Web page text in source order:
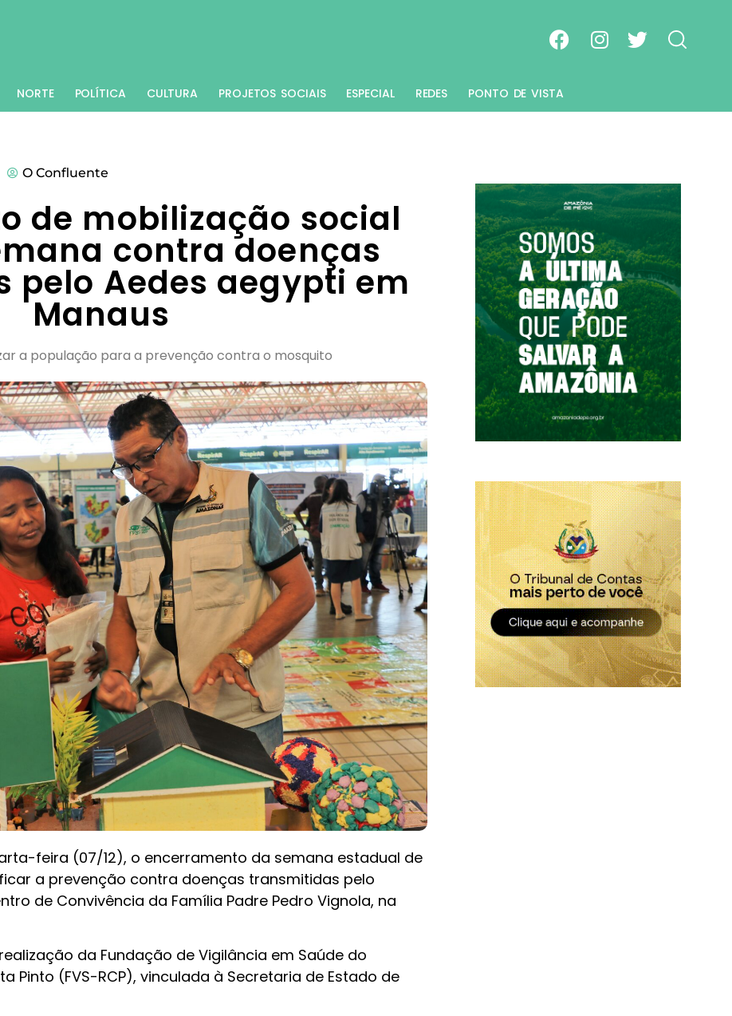
NORTE POLÍTICA CULTURA PROJETOS SOCIAIS ESPECIAL REDES PONTO DE VISTA
O Confluente
de mobilização social
contra doenças
Aedes aegypti em
Manaus
a população para a prevenção contra o mosquito
feira (07/12), o encerramento da semana estadual de
a prevenção contra doenças transmitidas pelo
de Convivência da Família Padre Pedro Vignola, na
da Fundação de Vigilância em Saúde do
Pinto (FVS-RCP), vinculada à Secretaria de Estado de